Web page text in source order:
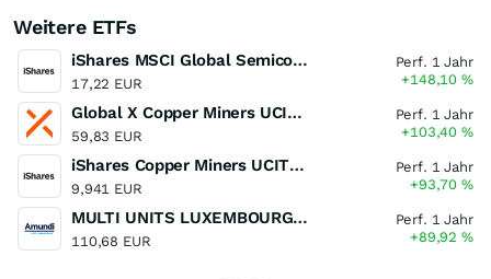
Weitere ETFs
iShares MSCI Global Semiconductors UCITS ETF USD (Acc)
17,22 EUR
Perf. 1 Jahr
+148,10%
Global X Copper Miners UCITS ETF USD Acc
59,83 EUR
Perf. 1 Jahr
+103,40%
iShares Copper Miners UCITS ETF
9,941 EUR
Perf. 1 Jahr
+93,70%
MULTI UNITS LUXEMBOURG - Lyxor MSCI Semiconductors ESG Filtered
110,68 EUR
Perf. 1 Jahr
+89,92%